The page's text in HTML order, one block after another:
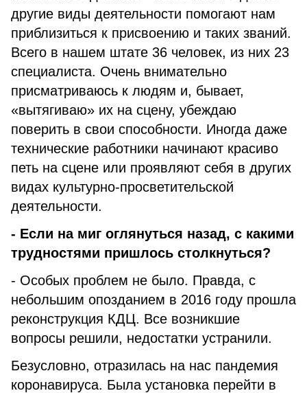
другие виды деятельности помогают нам
приблизиться к присвоению и таких званий.
Всего в нашем штате 36 человек, из них 23
специалиста. Очень внимательно
присматриваюсь к людям и, бывает,
«вытягиваю» их на сцену, убеждаю
поверить в свои способности. Иногда даже
технические работники начинают красиво
петь на сцене или проявляют себя в других
видах культурно-просветительской
деятельности.
- Если на миг оглянуться назад, с какими
трудностями пришлось столкнуться?
- Особых проблем не было. Правда, с
небольшим опозданием в 2016 году прошла
реконструкция КДЦ. Все возникшие
вопросы решили, недостатки устранили.
Безусловно, отразилась на нас пандемия
коронавируса. Была установка перейти в